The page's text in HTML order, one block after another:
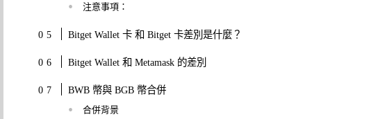
注意事項：
Bitget Wallet 卡 和 Bitget 卡差別是什麼？
Bitget Wallet 和 Metamask 的差別
BWB 幣與 BGB 幣合併
合併背景